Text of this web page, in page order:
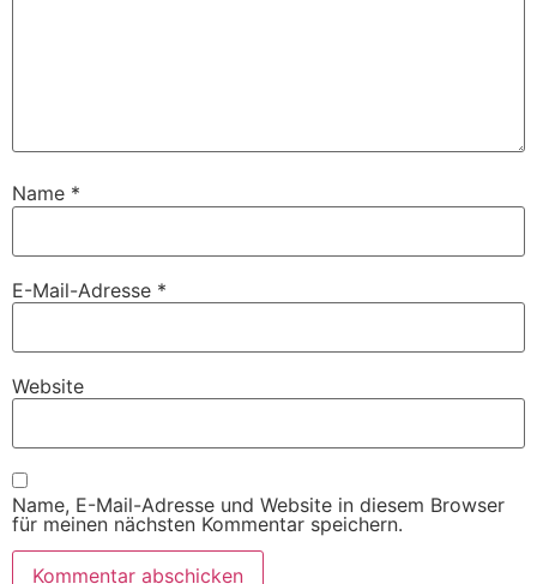
Name *
E-Mail-Adresse *
Website
Name, E-Mail-Adresse und Website in diesem Browser
für meinen nächsten Kommentar speichern.